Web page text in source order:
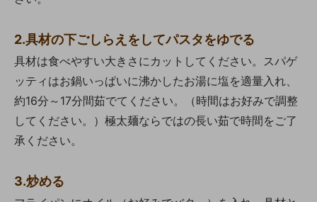
2.具材の下ごしらえをしてパスタをゆでる
具材は食べやすい大きさにカットしてください。スパゲ
ッティはお鍋いっぱいに沸かしたお湯に塩を適量入れ、
約16分～17分間茹でてください。（時間はお好みで調整
してください。）極太麺ならではの長い茹で時間をご了
承ください。
3.炒める